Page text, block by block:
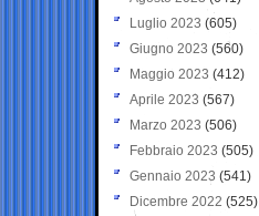
Luglio 2023 (605)
Giugno 2023 (560)
Maggio 2023 (412)
Aprile 2023 (567)
Marzo 2023 (506)
Febbraio 2023 (505)
Gennaio 2023 (541)
Dicembre 2022 (525)